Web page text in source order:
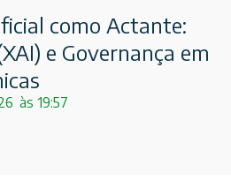
como Actante:
e Governança em
às 19:57